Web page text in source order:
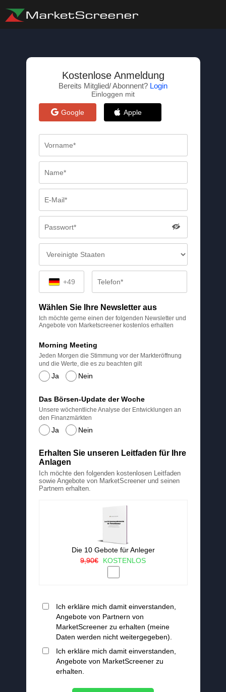
Kostenlose Anmeldung
Bereits Mitglied/ Abonnent? Login
Einloggen mit
Google Apple
+49
Wählen Sie Ihre Newsletter aus
Ich möchte gerne einen der folgenden Newsletter und
Angebote von Marketscreener kostenlos erhalten
Ja Nein
Morning Meeting
Jeden Morgen die Stimmung vor der Markteröffnung
und die Werte, die es zu beachten gilt
Ja Nein
Das Börsen-Update der Woche
Unsere wöchentliche Analyse der Entwicklungen an
den Finanzmärkten
Erhalten Sie unseren Leitfaden für Ihre
Anlagen
Ich möchte den folgenden kostenlosen Leitfaden
sowie Angebote von MarketScreener und seinen
Partnern erhalten.
Die 10 Gebote für Anleger
9,90€
KOSTENLOS
Ich erkläre mich damit einverstanden,
Angebote von Partnern von
MarketScreener zu erhalten (meine
Daten werden nicht weitergegeben).
Ich erkläre mich damit einverstanden,
Angebote von MarketScreener zu
erhalten.